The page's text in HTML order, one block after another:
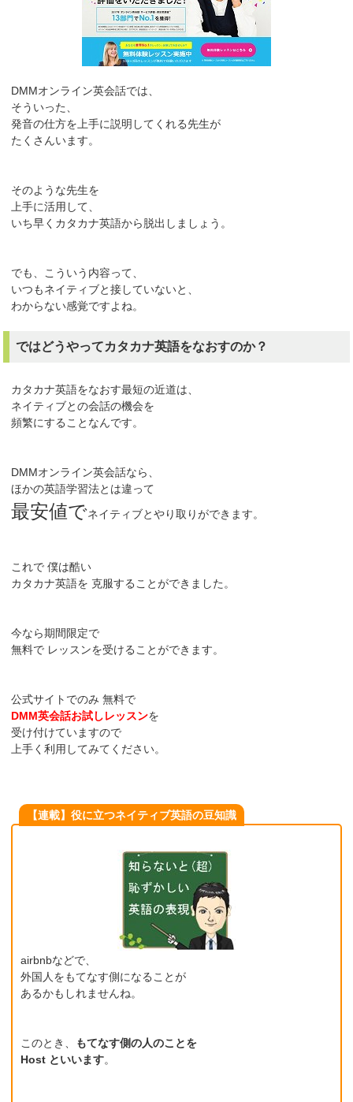
DMMオンライン英会話では、
そういった、
発音の仕方を上手に説明してくれる先生が
たくさんいます。
そのような先生を
上手に活用して、
いち早くカタカナ英語から脱出しましょう。
でも、こういう内容って、
いつもネイティブと接していないと、
わからない感覚ですよね。
ではどうやってカタカナ英語をなおすのか？
カタカナ英語をなおす最短の近道は、
ネイティブとの会話の機会を
頻繁にすることなんです。
DMMオンライン英会話なら、
ほかの英語学習法とは違って
最安値でネイティブとやり取りができます。
これで 僕は酷い
カタカナ英語を 克服することができました。
今なら期間限定で
無料で レッスンを受けることができます。
公式サイトでのみ 無料で
DMM英会話お試しレッスンを
受け付けていますので
上手く利用してみてください。
【連載】役に立つネイティブ英語の豆知識
airbnbなどで、
外国人をもてなす側になることが
あるかもしれませんね。
このとき、 もてなす側の人のことを
Host といいます。